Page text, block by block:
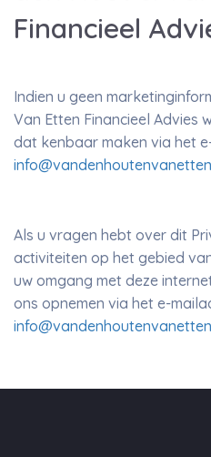
Financieel
Indien u geen
Van Etten Financieel Advies
dat kenbaar maken via het
Als u vragen hebt over dit
activiteiten op het gebied
uw omgang met deze
ons opnemen via het e-